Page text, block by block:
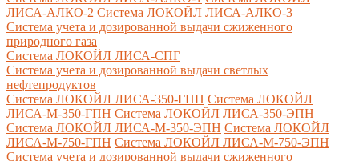
ЛИСА-АЛКО-2 Система ЛОКОЙЛ ЛИСА-АЛКО-3
Система учета и дозированной выдачи сжиженного
природного газа
Система ЛОКОЙЛ ЛИСА-СПГ
Система учета и дозированной выдачи светлых
нефтепродуктов
Система ЛОКОЙЛ ЛИСА-350-ГПН Система ЛОКОЙЛ
ЛИСА-М-350-ГПН Система ЛОКОЙЛ ЛИСА-350-ЭПН
Система ЛОКОЙЛ ЛИСА-М-350-ЭПН Система ЛОКОЙЛ
ЛИСА-М-750-ГПН Система ЛОКОЙЛ ЛИСА-М-750-ЭПН
Система учета и дозированной выдачи сжиженного